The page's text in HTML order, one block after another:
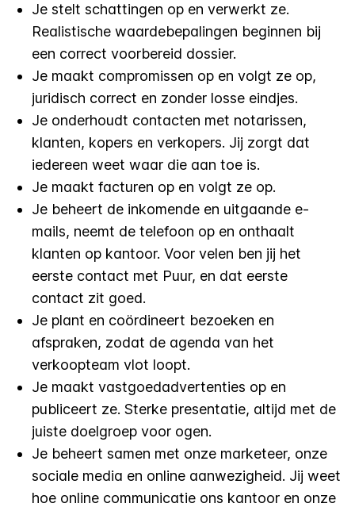
Je stelt schattingen op en verwerkt ze.
Realistische waardebepalingen beginnen bij
een correct voorbereid dossier.
Je maakt compromissen op en volgt ze op,
juridisch correct en zonder losse eindjes.
Je onderhoudt contacten met notarissen,
klanten, kopers en verkopers. Jij zorgt dat
iedereen weet waar die aan toe is.
Je maakt facturen op en volgt ze op.
Je beheert de inkomende en uitgaande e-
mails, neemt de telefoon op en onthaalt
klanten op kantoor. Voor velen ben jij het
eerste contact met Puur, en dat eerste
contact zit goed.
Je plant en coördineert bezoeken en
afspraken, zodat de agenda van het
verkoopteam vlot loopt.
Je maakt vastgoedadvertenties op en
publiceert ze. Sterke presentatie, altijd met de
juiste doelgroep voor ogen.
Je beheert samen met onze marketeer, onze
sociale media en online aanwezigheid. Jij weet
hoe online communicatie ons kantoor en onze